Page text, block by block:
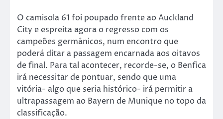
O camisola 61 foi poupado frente ao Auckland
City e espreita agora o regresso com os
campeões germânicos, num encontro que
poderá ditar a passagem encarnada aos oitavos
de final. Para tal acontecer, recorde-se, o Benfica
irá necessitar de pontuar, sendo que uma
vitória- algo que seria histórico- irá permitir a
ultrapassagem ao Bayern de Munique no topo da
classificação.